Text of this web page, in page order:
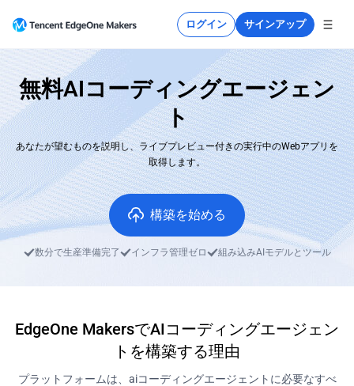
ログイン サインアップ
無料AIコーディングエージェン
ト
あなたが望むものを説明し、ライブプレビュー付きの実行中のWebアプリを
取得します。
構築を始める
数分で生産準備完了 インフラ管理ゼロ 組み込みAIモデルとツール
EdgeOne MakersでAIコーディングエージェン
トを構築する理由
プラットフォームは、aiコーディングエージェントに必要なすべ